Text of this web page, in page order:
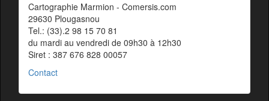
Cartographie Marmion - Comersis.com
29630 Plougasnou
Tel.: (33).2 98 15 70 81
du mardi au vendredi de 09h30 à 12h30
Siret : 387 676 828 00057
Contact